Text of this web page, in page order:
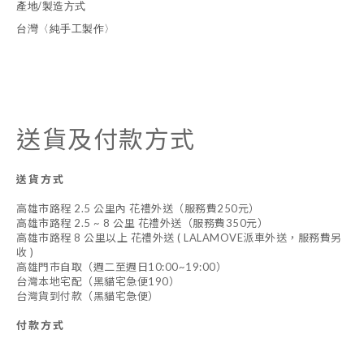
產地/製造方式
台灣〈純手工製作〉
送貨及付款方式
送貨方式
高雄市路程 2.5 公里內 花禮外送（服務費250元）
高雄市路程 2.5 ~ 8 公里 花禮外送（服務費350元）
高雄市路程 8 公里以上 花禮外送 ( LALAMOVE派車外送，服務費另
收 )
高雄門市自取（週二至週日10:00~19:00）
台灣本地宅配（黑貓宅急便190）
台灣貨到付款（黑貓宅急便）
付款方式